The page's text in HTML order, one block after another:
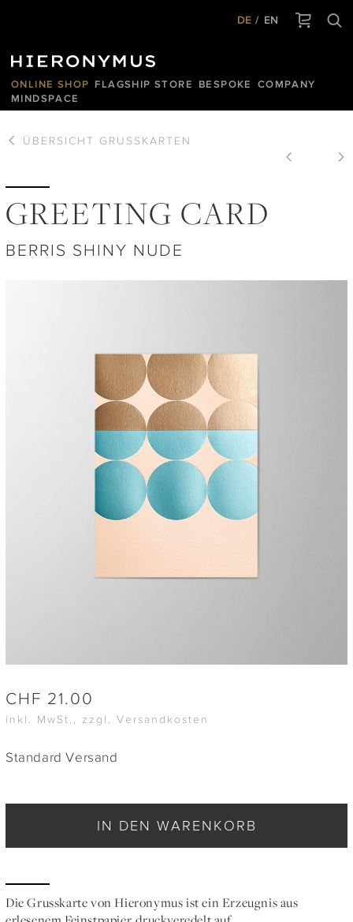
DE EN
ONLINE SHOP FLAGSHIP STORE BESPOKE
COMPANY
MINDSPACE
ÜBERSICHT GRUSSKARTEN
GREETING CARD
BERRIS SHINY NUDE
CHF 21.00
inkl. MwSt., zzgl. Versandkosten
Standard Versand
IN DEN WARENKORB
Die Grusskarte von Hieronymus ist ein Erzeugnis aus